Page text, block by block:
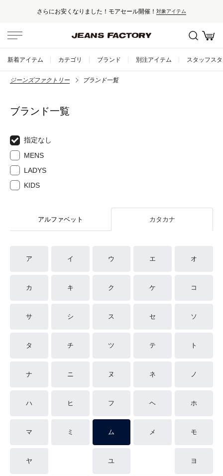
さらにお安くなりました！モアセール開催！ 対象アイテム
新着アイテム カテゴリ ブランド 別注アイテム スタッフス
ジーンズファクトリー ブランド一覧
ブランド一覧
指定なし
MENS
LADYS
KIDS
アルファベット カタカナ
ア イ ウ エ オ
カ キ ク ケ コ
サ シ ス セ ソ
タ チ ツ テ ト
ナ ニ ヌ ネ ノ
ハ ヒ フ ヘ ホ
マ ミ ム メ モ
ヤ ユ ヨ